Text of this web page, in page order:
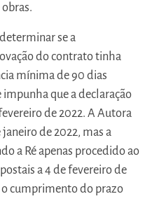
se a
do contrato tinha
mínima de 90 dias
que a declaração
de 2022. A Autora
de 2022, mas a
a Ré apenas procedido ao
a 4 de fevereiro de
cumprimento do prazo